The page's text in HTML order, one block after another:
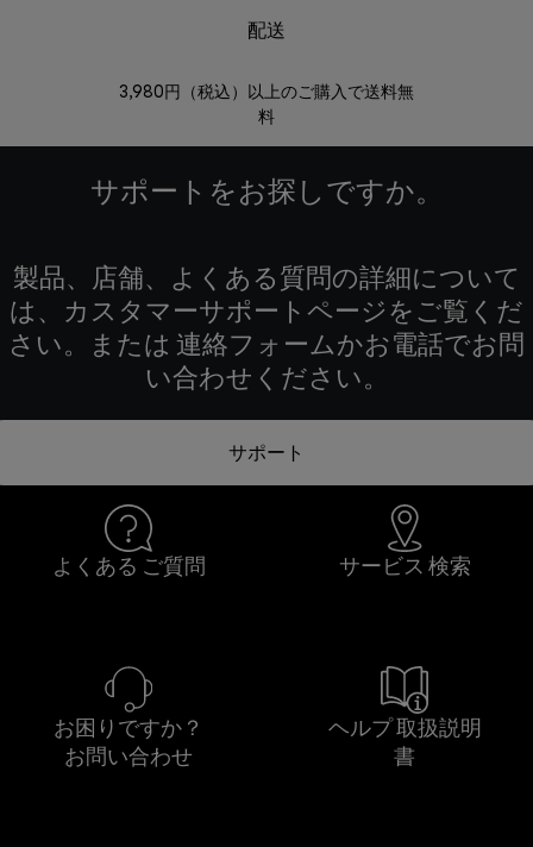
配送
3,980円（税込）以上のご購入で送料無
料
サポートをお探しですか。
製品、店舗、よくある質問の詳細について
は、カスタマーサポートページをご覧くだ
さい。または 連絡フォームかお電話でお問
い合わせください。
サポート
よくある ご質問 サービス 検索
お困りですか？
お問い合わせ
ヘルプ 取扱説明
書